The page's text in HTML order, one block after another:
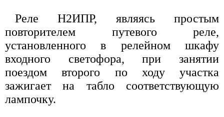
Реле Н2ИПР, являясь простым
повторителем путевого реле,
установленного в релейном шкафу
входного светофора, при занятии
поездом второго по ходу участка
зажигает на табло соответствующую
лампочку.